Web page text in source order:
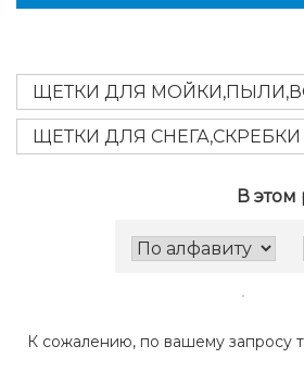
ЩЕТКИ ДЛЯ
ЩЕТКИ ДЛЯ СНЕГА,СКРЕБКИ
В этом
К сожалению, по вашему запросу